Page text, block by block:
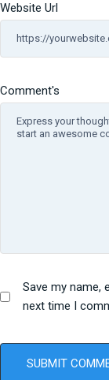
Comment's
Website Url
Save my name,
next time I